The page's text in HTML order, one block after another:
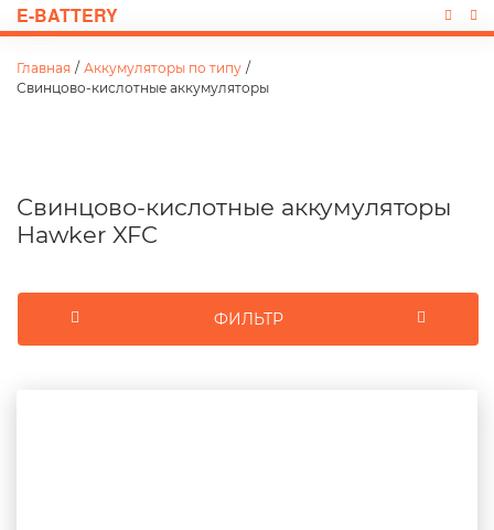
E-BATTERY
Главная / Аккумуляторы по типу /
Свинцово-кислотные аккумуляторы
Свинцово-кислотные аккумуляторы
Hawker XFC
ФИЛЬТР